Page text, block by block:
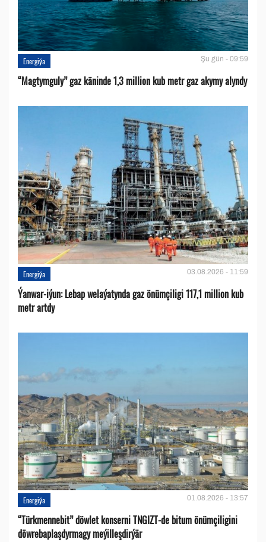
Energiýa Şu gün - 09:59
“Magtymguly” gaz käninde 1,3 million kub metr gaz akymy alyndy
Energiýa 03.08.2026 - 11:59
Ýanwar-iýun: Lebap welaýatynda gaz önümçiligi 117,1 million kub
metr artdy
Energiýa 01.08.2026 - 13:57
“Türkmennebit” döwlet konserni TNGIZT-de bitum önümçiligini
döwrebaplaşdyrmagy meýilleşdirýär